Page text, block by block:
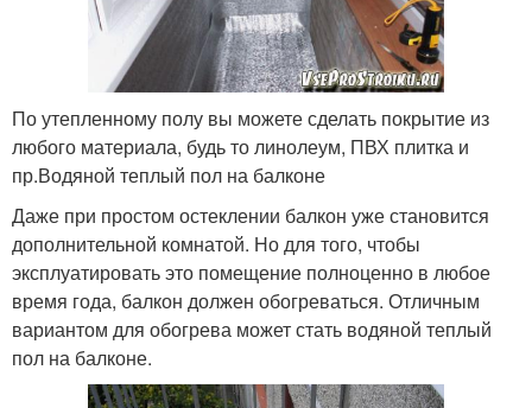
По утепленному полу вы можете сделать покрытие из
любого материала, будь то линолеум, ПВХ плитка и
пр.Водяной теплый пол на балконе
Даже при простом остеклении балкон уже становится
дополнительной комнатой. Но для того, чтобы
эксплуатировать это помещение полноценно в любое
время года, балкон должен обогреваться. Отличным
вариантом для обогрева может стать водяной теплый
пол на балконе.